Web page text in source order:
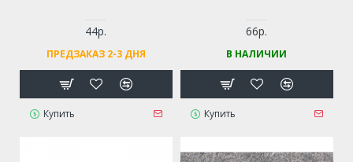
44р.
ПРЕДЗАКАЗ 2-3 ДНЯ
Купить
66р.
В НАЛИЧИИ
Купить